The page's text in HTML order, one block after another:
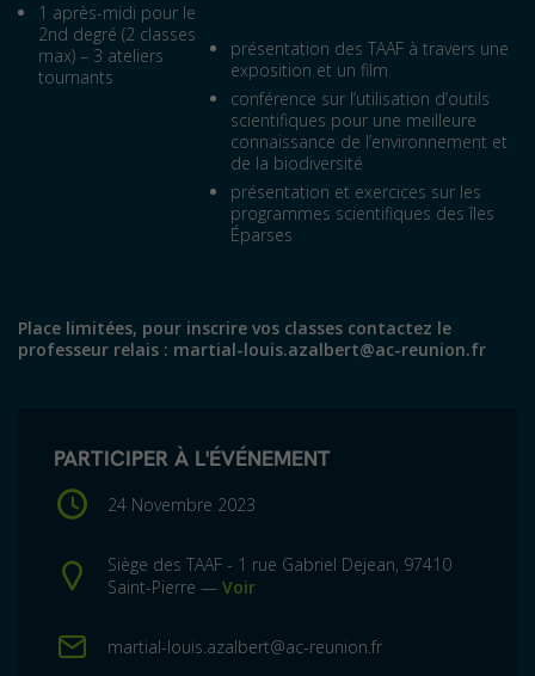
1 après-midi pour le
2nd degré (2 classes
max) – 3 ateliers
tournants
présentation des TAAF à travers une
exposition et un film
conférence sur l’utilisation d’outils
scientifiques pour une meilleure
connaissance de l’environnement et
de la biodiversité
présentation et exercices sur les
programmes scientifiques des îles
Éparses
Place limitées, pour inscrire vos classes contactez le
professeur relais : martial-louis.azalbert@ac-reunion.fr
PARTICIPER À L'ÉVÉNEMENT
24 Novembre 2023
Siège des TAAF - 1 rue Gabriel Dejean, 97410
Saint-Pierre — Voir
martial-louis.azalbert@ac-reunion.fr